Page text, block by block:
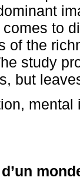
to
of the
study
but
mental